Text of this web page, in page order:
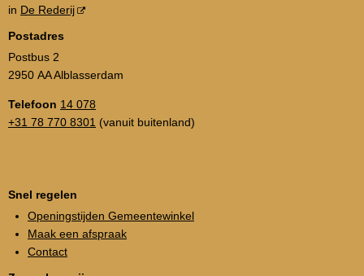
in De Rederij
Postadres
Postbus 2
2950 AA Alblasserdam
Telefoon 14 078
+31 78 770 8301 (vanuit buitenland)
Snel regelen
Openingstijden Gemeentewinkel
Maak een afspraak
Contact